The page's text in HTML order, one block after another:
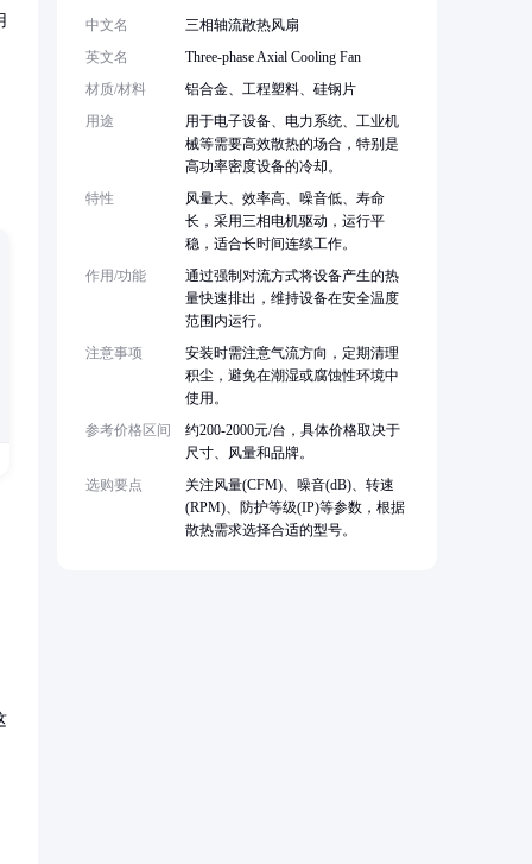
中文名
三相轴流散热风扇
英文名
Three-phase Axial Cooling Fan
材质/材料
铝合金、工程塑料、硅钢片
用途
用于电子设备、电力系统、工业机
械等需要高效散热的场合，特别是
高功率密度设备的冷却。
特性
风量大、效率高、噪音低、寿命
长，采用三相电机驱动，运行平
稳，适合长时间连续工作。
作用/功能
通过强制对流方式将设备产生的热
量快速排出，维持设备在安全温度
范围内运行。
注意事项
安装时需注意气流方向，定期清理
积尘，避免在潮湿或腐蚀性环境中
使用。
参考价格区间
约200-2000元/台，具体价格取决于
尺寸、风量和品牌。
选购要点
关注风量(CFM)、噪音(dB)、转速
(RPM)、防护等级(IP)等参数，根据
散热需求选择合适的型号。